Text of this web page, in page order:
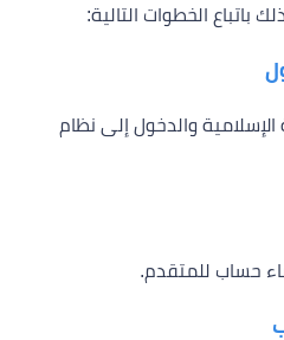
باتباع الخطوات التالية:
والدخول إلى نظام
حساب للمتقدم.